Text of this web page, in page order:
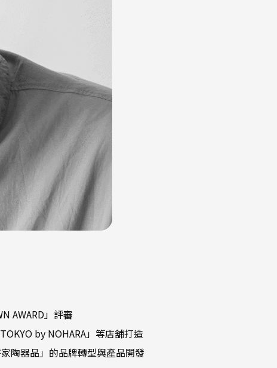
AWARD」評審
by NOHARA」等店舖打造
陶器品」的品牌轉型與產品開發